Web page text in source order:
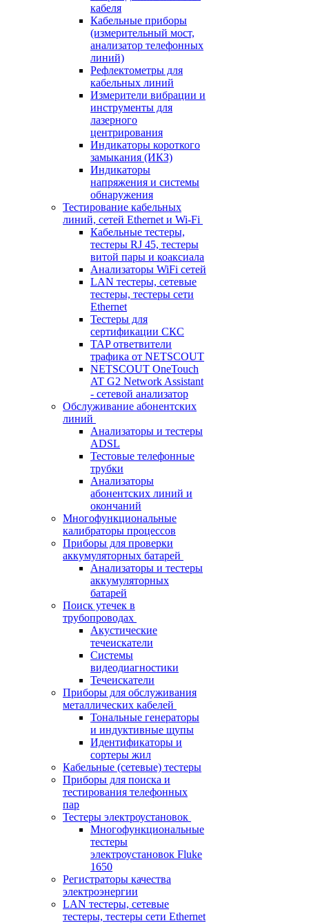
кабеля
Кабельные приборы
(измерительный мост,
анализатор телефонных
линий)
Рефлектометры для
кабельных линий
Измерители вибрации и
инструменты для
лазерного
центрирования
Индикаторы короткого
замыкания (ИКЗ)
Индикаторы
напряжения и системы
обнаружения
Тестирование кабельных
линий, сетей Ethernet и Wi-Fi
Кабельные тестеры,
тестеры RJ 45, тестеры
витой пары и коаксиала
Анализаторы WiFi сетей
LAN тестеры, сетевые
тестеры, тестеры сети
Ethernet
Тестеры для
сертификации СКС
TAP ответвители
трафика от NETSCOUT
NETSCOUT OneTouch
AT G2 Network Assistant
- сетевой анализатор
Обслуживание абонентских
линий
Анализаторы и тестеры
ADSL
Тестовые телефонные
трубки
Анализаторы
абонентских линий и
окончаний
Многофункциональные
калибраторы процессов
Приборы для проверки
аккумуляторных батарей
Анализаторы и тестеры
аккумуляторных
батарей
Поиск утечек в
трубопроводах
Акустические
течеискатели
Системы
видеодиагностики
Течеискатели
Приборы для обслуживания
металлических кабелей
Тональные генераторы
и индуктивные щупы
Идентификаторы и
сортеры жил
Кабельные (сетевые) тестеры
Приборы для поиска и
тестирования телефонных
пар
Тестеры электроустановок
Многофункциональные
тестеры
электроустановок Fluke
1650
Регистраторы качества
электроэнергии
LAN тестеры, сетевые
тестеры, тестеры сети Ethernet